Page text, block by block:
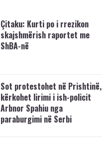
Çitaku: Kurti po i rrezikon
skajshmërish raportet me
ShBA-në
Sot protestohet në Prishtinë,
kërkohet lirimi i ish-policit
Arbnor Spahiu nga
paraburgimi në Serbi